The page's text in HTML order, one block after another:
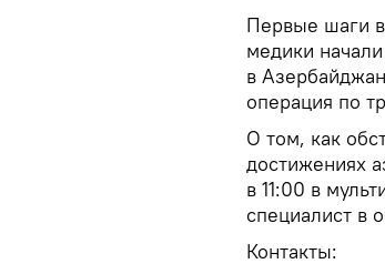
Первые шаги в
медики
в
операция по
О том, как
достижениях
в 11:00 в
специалист в
Контакты: